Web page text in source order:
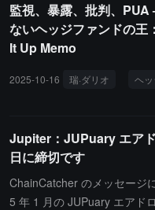
取ります ------ もしメンバー
合、Jupiter のバランスシー
の準備金をさらに強化し、
からの売り圧力を完全にヘ
エアドロップを実施し、投
ツールを立ち上げ、2 億
Mercurial インセンティブプ
ークンをコミュニティのコ
出されたトークンを買い戻
相殺します。
監視、暴露、批判、
ないヘッジファンドの王
It Up Memo
2025-10-16 瑞·ダリオ ヘ
Jupiter：JUPuary エア
日に締切です
ChainCatcher のメッセージ
5 年 1 月の JUPuary エアド